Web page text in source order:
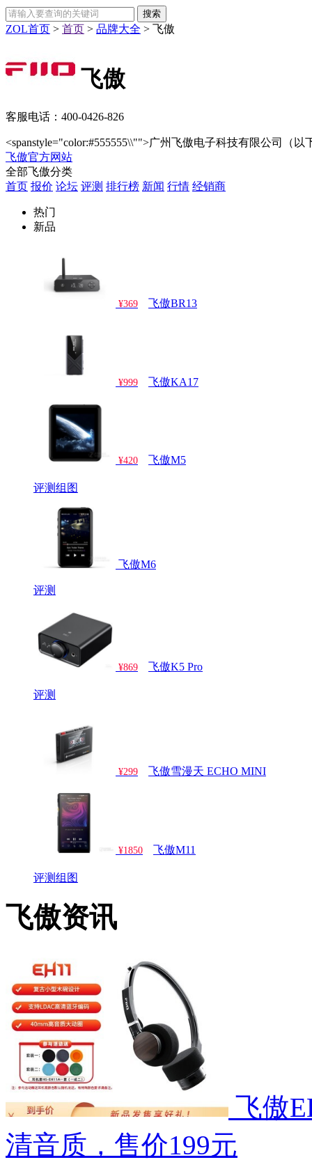
ZOL首页 > 首页 > 品牌大全 > 飞傲
飞傲
客服电话： 400-0426-826
<spanstyle="color:#555555\\"">广州飞傲电子科技有限公司（
飞傲官方网站
全部飞傲分类
首页 报价 论坛 评测 排行榜 新闻 行情 经销商
热门
新品
¥369 飞傲BR13
¥999 飞傲KA17
¥420 飞傲M5
评测组图
飞傲M6
评测
¥869 飞傲K5 Pro
评测
¥299 飞傲雪漫天 ECHO MINI
¥1850 飞傲M11
评测组图
飞傲资讯
飞傲
清音质，售价199元